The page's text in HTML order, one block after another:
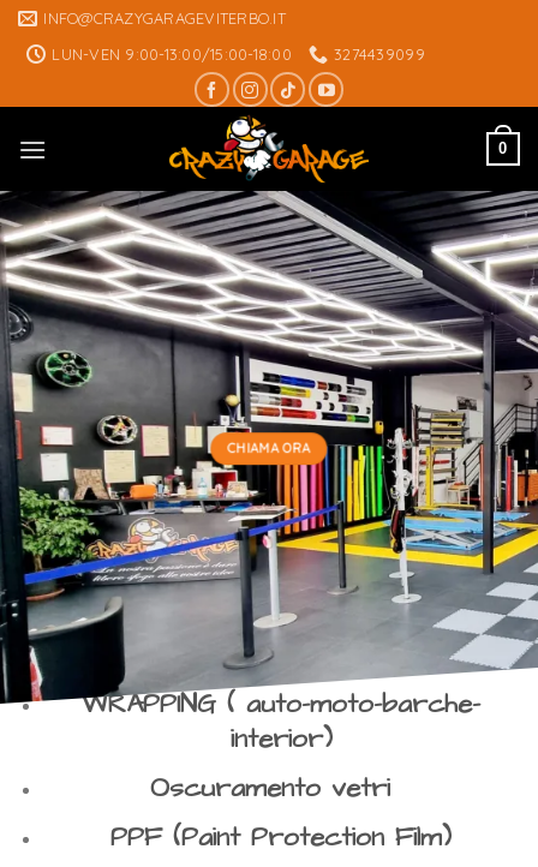
Skip INFO@CRAZYGARAGEVITERBO.IT
LUN-VEN 9:00-13:00/15:00-18:00
3274439099
0
CHIAMA ORA
WRAPPING ( auto-moto-barche-
interior)
Oscuramento vetri
PPF (Paint Protection Film)